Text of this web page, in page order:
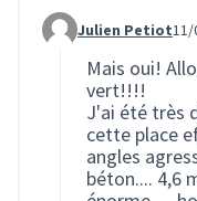
Commentaire 748
Julien Petiot11/
Mais oui!
vert!!!!
J'ai été très
cette place
angles
béton.... 4,6